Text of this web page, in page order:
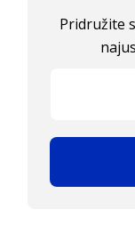
Pridružite